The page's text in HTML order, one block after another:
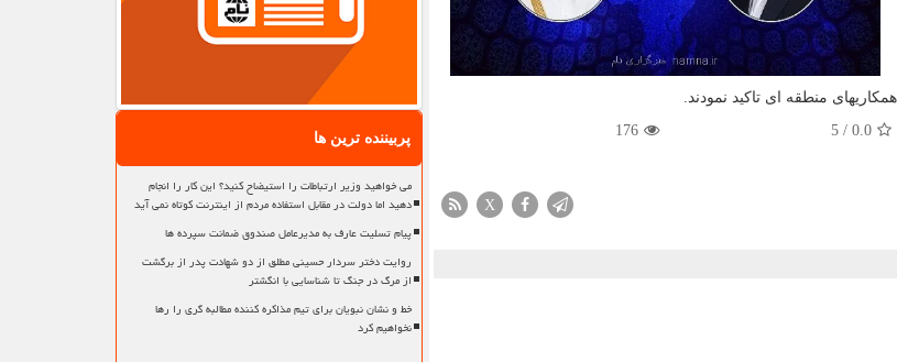
منطقه ای تاکید نمودند.
0.0
/
5
176
X
پربیننده ترین ها
می خواهید وزیر ارتباطات را استیضاح کنید؟ این کار را انجام
دهید اما دولت در مقابل استفاده مردم از اینترنت کوتاه نمی آید
پیام تسلیت عارف به مدیرعامل صندوق ضمانت سپرده ها
روایت دختر سردار حسینی مطلق از دو شهادت پدر از برگشت
از مرگ در جنگ تا شناسایی با انگشتر
خط و نشان نبویان برای تیم مذاکره کننده مطالبه گری را رها
نخواهیم کرد